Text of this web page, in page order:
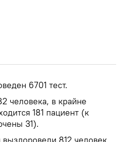
6701 тест.
человека, в крайне
181 пациент (к
31).